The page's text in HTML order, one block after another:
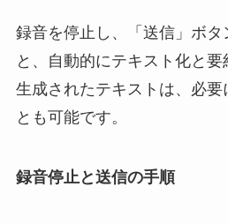
録音を停止し、「送信」ボタ
と、自動的にテキスト化と要
生成されたテキストは、必要
とも可能です。
録音停止と送信の手順